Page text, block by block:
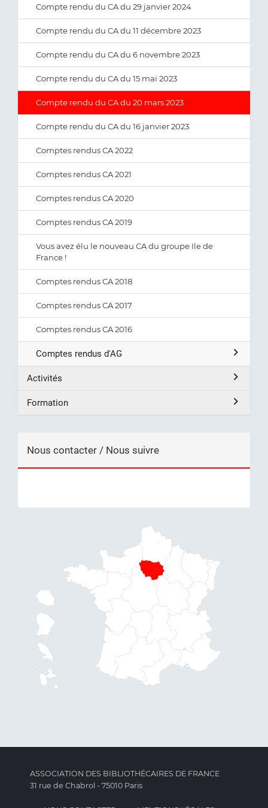
Compte rendu du CA du 29 janvier 2024
Compte rendu du CA du 11 décembre 2023
Compte rendu du CA du 6 novembre 2023
Compte rendu du CA du 15 mai 2023
Compte rendu du CA du 20 mars 2023
Compte rendu du CA du 16 janvier 2023
Comptes rendus CA 2022
Comptes rendus CA 2021
Comptes rendus CA 2020
Comptes rendus CA 2019
Vous avez élu le nouveau CA du groupe Ile de
France !
Comptes rendus CA 2018
Comptes rendus CA 2017
Comptes rendus CA 2016
Comptes rendus d'AG
Activités
Formation
Nous contacter / Nous suivre
ASSOCIATION DES BIBLIOTHÉCAIRES DE FRANCE
31 rue de Chabrol - 75010 Paris